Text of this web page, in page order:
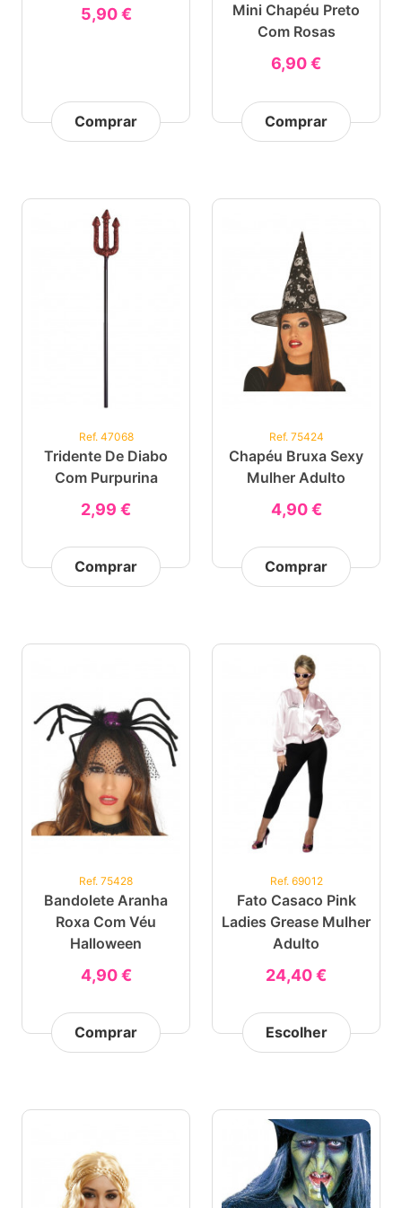
5,90 €
Comprar
Mini Chapéu Preto
Com Rosas
6,90 €
Comprar
Ref. 47068
Tridente De Diabo
Com Purpurina
2,99 €
Comprar
Ref. 75424
Chapéu Bruxa Sexy
Mulher Adulto
4,90 €
Comprar
Ref. 75428
Bandolete Aranha
Roxa Com Véu
Halloween
4,90 €
Comprar
Ref. 69012
Fato Casaco Pink
Ladies Grease Mulher
Adulto
24,40 €
Escolher